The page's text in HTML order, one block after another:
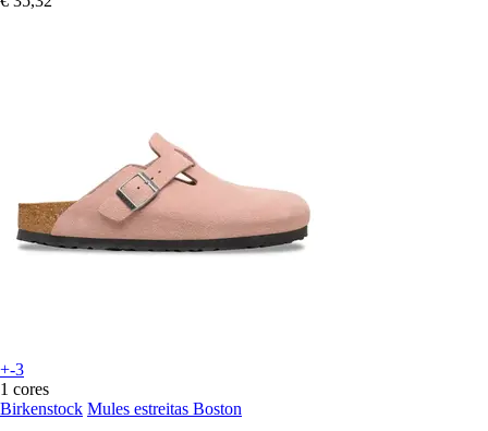
+-3
1 cores
Birkenstock Mules estreitas Boston